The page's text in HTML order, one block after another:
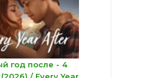
год после - 4